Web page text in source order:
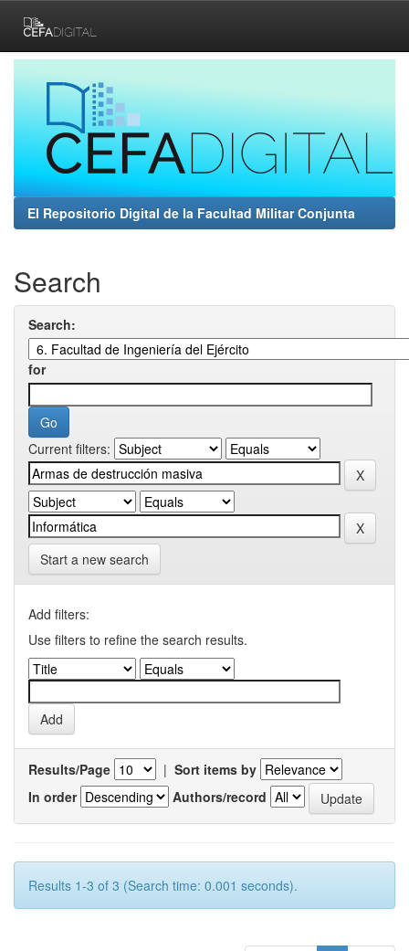
navigation
El Repositorio Digital de la Facultad Militar Conjunta
Search
Search:
for
Current filters:
Start a new search
Add filters:
Use filters to refine the search results.
Results/Page | Sort items by
In order
Authors/record
Results 1-3 of 3 (Search time: 0.001 seconds).